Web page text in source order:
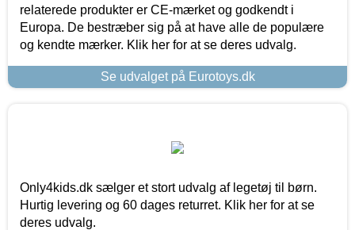
relaterede produkter er CE-mærket og godkendt i
Europa. De bestræber sig på at have alle de populære
og kendte mærker. Klik her for at se deres udvalg.
Se udvalget på Eurotoys.dk
Only4kids.dk sælger et stort udvalg af legetøj til børn.
Hurtig levering og 60 dages returret. Klik her for at se
deres udvalg.